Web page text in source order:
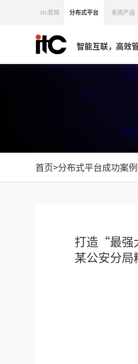
itc官网 分布式平台 系统产品
智能互联，高效
首页>分布式平台成功案例
打造“最强
某公安分局